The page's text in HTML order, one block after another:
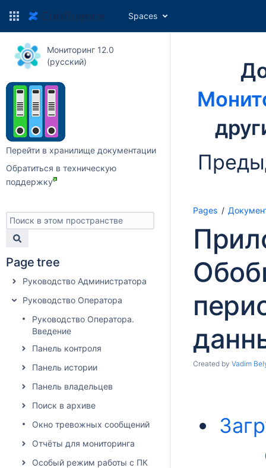
Spaces
Мониторинг 12.0
(русский)
Перейти в хранилище документации
Обратиться в техническую
поддержку
Page tree
Руководство Администратора
Руководство Оператора
Руководство Оператора.
Введение
Панель контроля
Панель истории
Панель владельцев
Поиск в архиве
Окно тревожных сообщений
Отчёты для мониторинга
Особый режим работы с ПК
Pages
Created by Vadim